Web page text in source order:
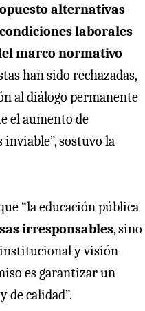
alternativas
laborales
marco normativo
han sido rechazadas,
al diálogo permanente
el aumento de
sostuvo la
“la educación pública
irresponsables, sino
institucional y visión
es garantizar un
de calidad”.